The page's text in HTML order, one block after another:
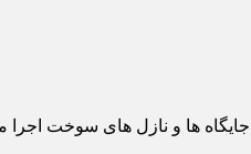
جایگاه ها و نازل های سوخت